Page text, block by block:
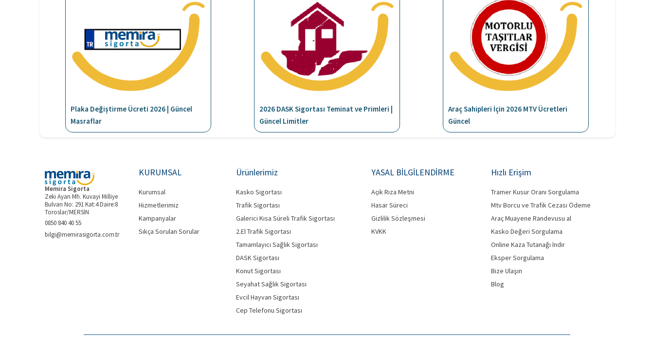
Plaka Değiştirme Ücreti 2026 | Güncel
Masraflar
2026 DASK Sigortası Teminat ve Primleri |
Güncel Limitler
Araç Sahipleri İçin 2026 MTV Ücretleri
Güncel
Memira Sigorta
Zeki Ayan Mh. Kuvayi Milliye
Bulvarı No: 291 Kat:4 Daire:8
Toroslar/MERSİN
0850 840 40 55
bilgi@memirasigorta.com.tr
KURUMSAL
Kurumsal
Hizmetlerimiz
Kampanyalar
Sıkça Sorulan Sorular
Ürünlerimiz
Kasko Sigortası
Trafik Sigortası
Galerici Kısa Süreli Trafik Sigortası
2.El Trafik Sigortası
Tamamlayıcı Sağlık Sigortası
DASK Sigortası
Konut Sigortası
Seyahat Sağlık Sigortası
Evcil Hayvan Sigortası
Cep Telefonu Sigortası
YASAL BİLGİLENDİRME
Açık Rıza Metni
Hasar Süreci
Gizlilik Sözleşmesi
KVKK
Hızlı Erişim
Tramer Kusur Oranı Sorgulama
Mtv Borcu ve Trafik Cezası Ödeme
Araç Muayene Randevusu al
Kasko Değeri Sorgulama
Online Kaza Tutanağı İndir
Eksper Sorgulama
Bize Ulaşın
Blog